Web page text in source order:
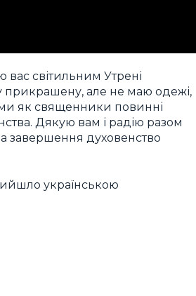
світильним Утрені
прикрашену, але не маю одежі,
ми як священники повинні
Дякую вам і радію разом
завершення духовенство
українською